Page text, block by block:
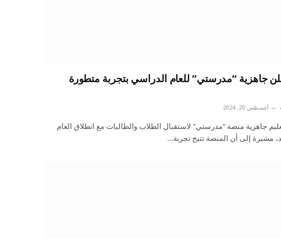
جاهزية “مدرستي” للعام الدراسي بتجربة متطورة
أغسطس 20, 2024
جاهزية منصة “مدرستي” لاستقبال الطلاب والطالبات مع انطلاق العام
مشيرة إلى أن المنصة تتيح تجربة…